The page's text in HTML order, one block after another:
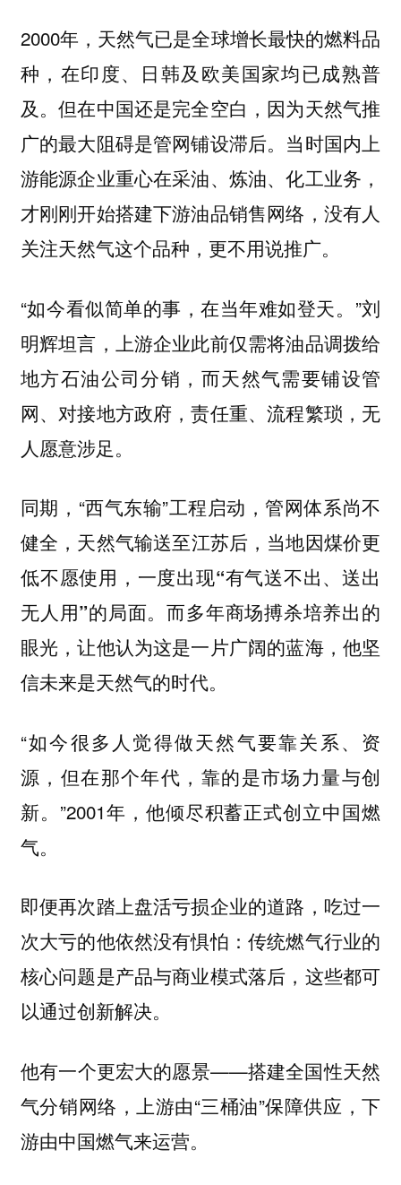
2000年，天然气已是全球增长最快的燃料品
种，在印度、日韩及欧美国家均已成熟普
及。但在中国还是完全空白，因为天然气推
广的最大阻碍是管网铺设滞后。当时国内上
游能源企业重心在采油、炼油、化工业务，
才刚刚开始搭建下游油品销售网络，没有人
关注天然气这个品种，更不用说推广。
“如今看似简单的事，在当年难如登天。”刘
明辉坦言，上游企业此前仅需将油品调拨给
地方石油公司分销，而天然气需要铺设管
网、对接地方政府，责任重、流程繁琐，无
人愿意涉足。
同期，“西气东输”工程启动，管网体系尚不
健全， 天然气输送至江苏后，当地因煤价更
低不愿使用，一度出现“有气送不出、送出
无人用”的局面。而多年商场搏杀培养出的
眼光，让他认为这是一片广阔的蓝海，他坚
信未来是天然气的时代。
“如今很多人觉得做天然气要靠关系、资
源，但在那个年代，靠的是市场力量与创
新。”2001年，他倾尽积蓄正式创立中国燃
气。
即便再次踏上盘活亏损企业的道路，吃过一
次大亏的他依然没有惧怕：传统燃气行业的
核心问题是产品与商业模式落后，这些都可
以通过创新解决。
他有一个更宏大的愿景——搭建全国性天然
气分销网络，上游由“三桶油”保障供应，下
游由中国燃气来运营。